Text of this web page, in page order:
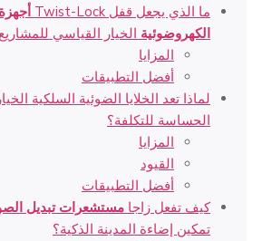
ما الذي يجعل قفل Twist-Lock
الكهروضوئية الخيار القياسي
المزايا
أفضل التطبيقات
لماذا تعد الخلايا الضوئية السلكية
الحساسة للتكلفة؟
المزايا
القيود
أفضل التطبيقات
كيف تفعل زاجا مستشعرات تبديل
تمكين إضاءة المدينة الذكية؟